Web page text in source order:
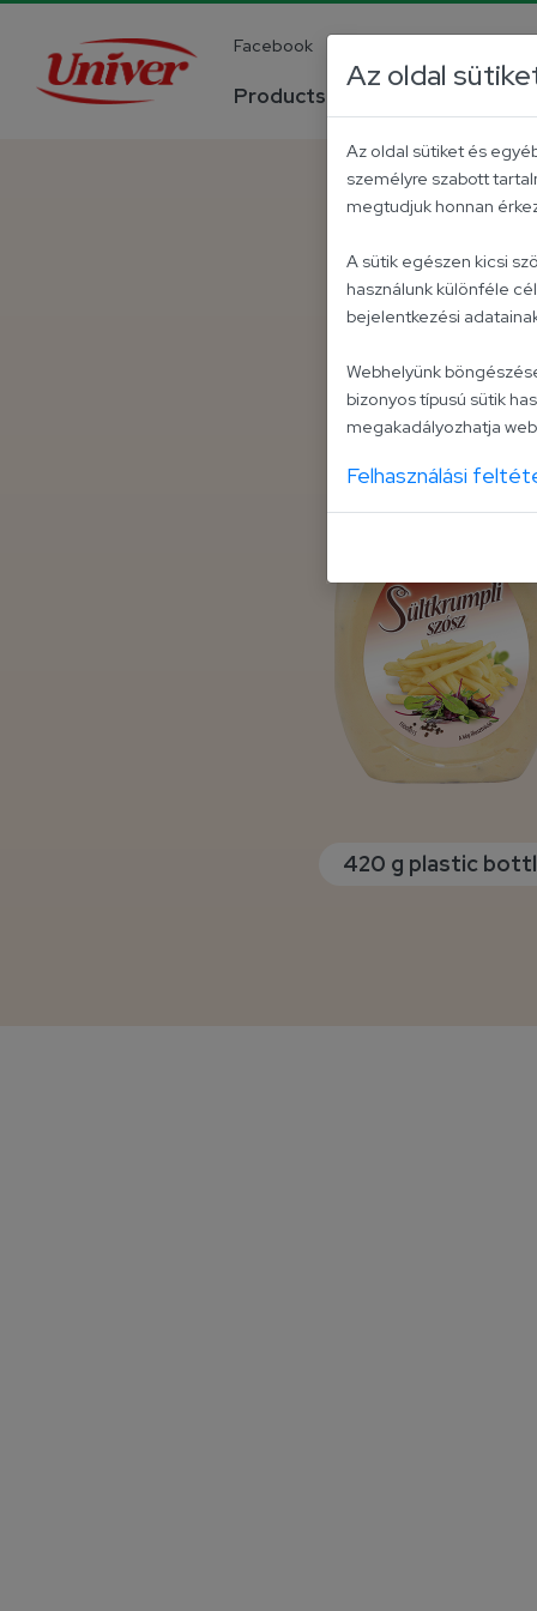
Facebook
Products
420 g plastic
Az oldal
Az oldal sütiket és
személyre szabott
megtudjuk honnan
A sütik egészen kicsi
használunk különféle
bejelentkezési
Webhelyünk
bizonyos típusú sütik
megakadályozhatja
Felhasználási